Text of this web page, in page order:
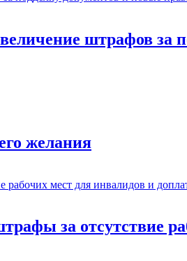
штрафов
желания
за отсутствие